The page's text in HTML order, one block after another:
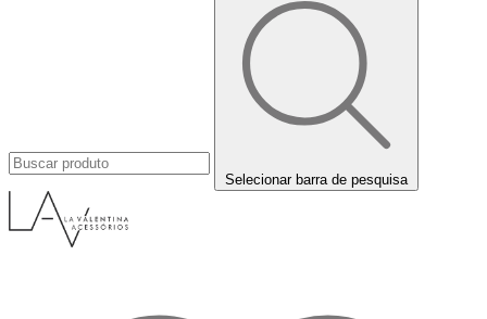
Selecionar barra de pesquisa